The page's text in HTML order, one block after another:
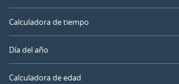
Calculadora de tiempo
Día del año
Calculadora de edad